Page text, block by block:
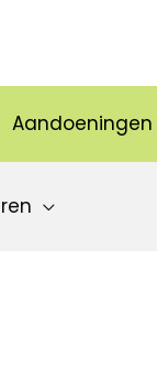
Aandoeningen